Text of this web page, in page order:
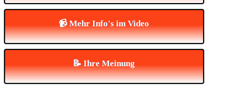
📹 Mehr Info's im Video
📝 Ihre Meinung